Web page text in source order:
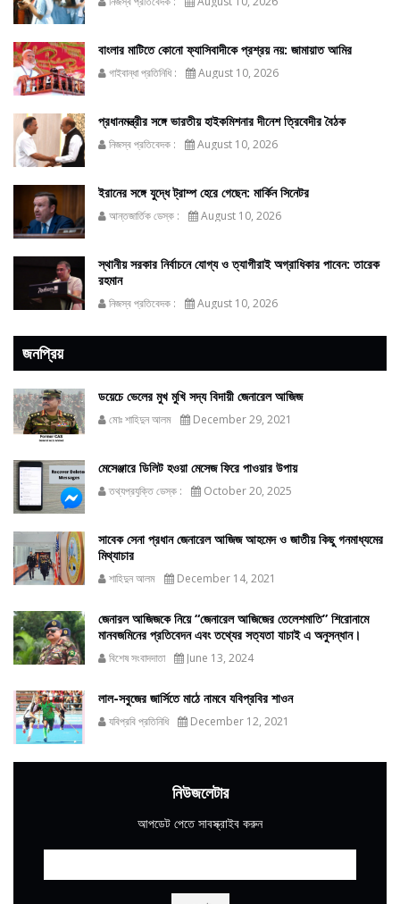
বাংলার মাটিতে কোনো ফ্যাসিবাদীকে প্রশ্রয় নয়: জামায়াত আমির
গাইবান্ধা প্রতিনিধি : August 10, 2026
প্রধানমন্ত্রীর সঙ্গে ভারতীয় হাইকমিশনার দীনেশ ত্রিবেদীর বৈঠক
নিজস্ব প্রতিবেদক : August 10, 2026
ইরানের সঙ্গে যুদ্ধে ট্রাম্প হেরে গেছেন: মার্কিন সিনেটর
আন্তজার্তিক ডেস্ক : August 10, 2026
স্থানীয় সরকার নির্বাচনে যোগ্য ও ত্যাগীরাই অগ্রাধিকার পাবেন: তারেক
রহমান
নিজস্ব প্রতিবেদক : August 10, 2026
জনপ্রিয়
ডয়েচে ভেলের মুখ মুখি সদ্য বিদায়ী জেনারেল আজিজ
মোঃ শাহিদুন আলম December 29, 2021
মেসেঞ্জারে ডিলিট হওয়া মেসেজ ফিরে পাওয়ার উপায়
তথ্যপ্রযুক্তি ডেস্ক : October 20, 2025
সাবেক সেনা প্রধান জেনারেল আজিজ আহমেদ ও জাতীয় কিছু গনমাধ্যমের
মিথ্যাচার
শাহিদুন আলম December 14, 2021
জেনারল আজিজকে নিয়ে “জেনারেল আজিজের তেলেশমাতি” শিরোনামে
মানবজমিনের প্রতিবেদন এবং তথ্যের সত্যতা যাচাই এ অনুসন্ধান।
বিশেষ সংবাদদাতা June 13, 2024
লাল-সবুজের জার্সিতে মাঠে নামবে যবিপ্রবির শাওন
যবিপ্রবি প্রতিনিধি December 12, 2021
নিউজলেটার
আপডেট পেতে সাবস্ক্রাইব করুন